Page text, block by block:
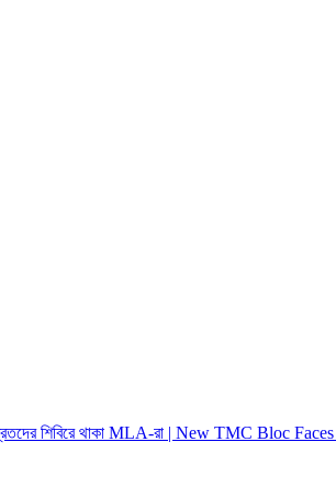
ঋতব্রতদের শিবিরে থাকা MLA-রা | New TMC